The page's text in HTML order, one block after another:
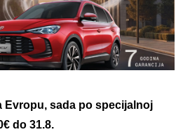
Evropu, sada po specijalnoj
do 31.8.